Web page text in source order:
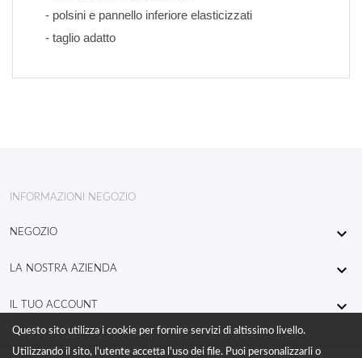
- polsini e pannello inferiore elasticizzati
- taglio adatto
INFORMAZIONI NEGOZIO
NEGOZIO 
LA NOSTRA AZIENDA 
IL TUO ACCOUNT 
Questo sito utilizza i cookie per fornire servizi di altissimo livello.
Utilizzando il sito, l'utente accetta l'uso dei file. Puoi personalizzarli o